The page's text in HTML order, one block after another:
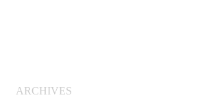
ARCHIVES